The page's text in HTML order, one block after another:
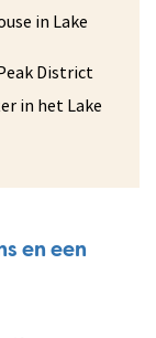
in Lake
District
in het Lake
en een